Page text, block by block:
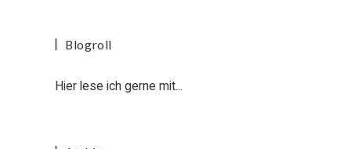
Blogroll
Hier lese ich gerne mit...